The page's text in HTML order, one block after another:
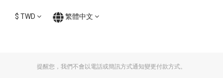
$ TWD 繁體中文
提醒您，我們不會以電話或簡訊方式通知變更付款方式。